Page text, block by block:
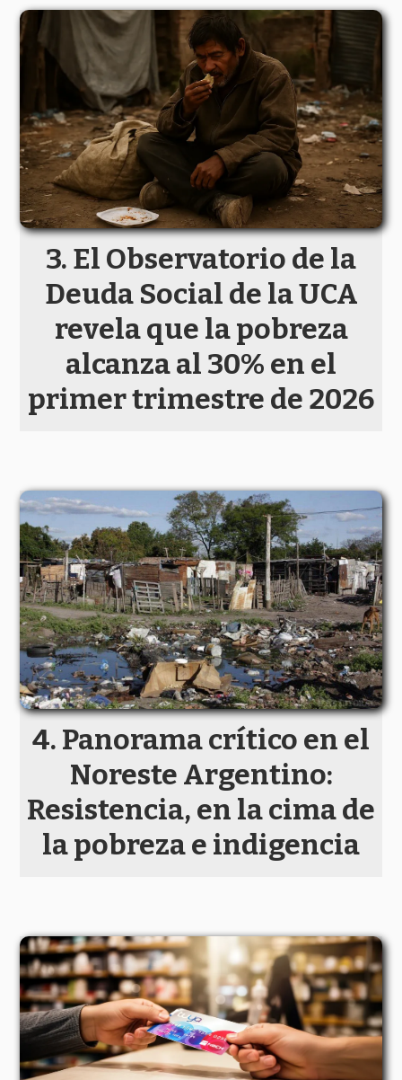
El Observatorio de la
Deuda Social de la UCA
revela que la pobreza
alcanza al 30% en el
primer trimestre de 2026
Panorama crítico en el
Noreste Argentino:
Resistencia, en la cima de
la pobreza e indigencia